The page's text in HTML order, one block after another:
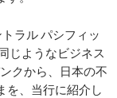
ラル パシフィッ
じようなビジネス
クから、日本の不
を、当行に紹介し